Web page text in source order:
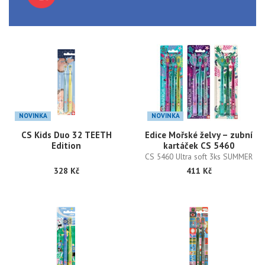
NOVINKA
CS Kids Duo 32 TEETH
Edition
328 Kč
NOVINKA
Edice Mořské želvy – zubní
kartáček CS 5460
CS 5460 Ultra soft 3ks SUMMER
Turtle
411 Kč